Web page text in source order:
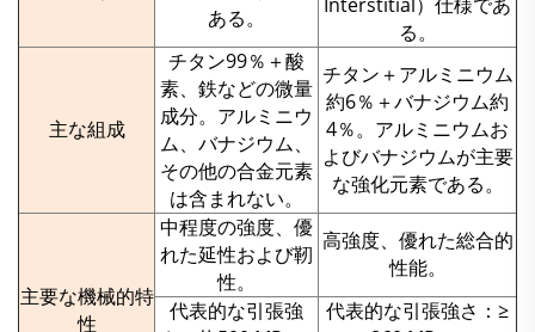
ある。
る。
主な組成
チタン99％＋酸
素、鉄などの微量
成分。アルミニウ
ム、バナジウム、
その他の合金元素
は含まれない。
チタン＋アルミニウム
約6％＋バナジウム約
4％。アルミニウムお
よびバナジウムが主要
な強化元素である。
主要な機械的特
性
中程度の強度、優
れた延性および靭
性。
高強度、優れた総合的
性能。
代表的な引張強
代表的な引張強さ：≥